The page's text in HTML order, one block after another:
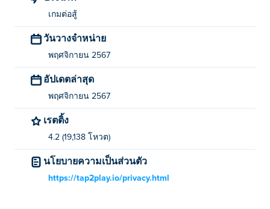
Path to Glory สร้างสรรค์โดย Rémi Vansteelandt เล่นเก
EVILCORPและEarth's Greatest Defender
ฉันสามารถเล่น Path to Glory ได้ฟรีอย่างไร?
คุณสามารถเล่น Path to Glory ได้ฟรีบนเว็บไซต์
ฉันสามารถเล่น Path to Glory บนอุปกรณ์มือถือ
และเดสก์ท็อปได้หรือไม่?
Path to Glory สามารถเล่นได้บนคอมพิวเตอร์และอุปกรณ์
พกพาเช่นโทรศัพท์หรือแท็บเล็ต
เกมต่อสู้
วันวางจำหน่าย
พฤศจิกายน 2567
อัปเดตล่าสุด
พฤศจิกายน 2567
เรตติ้ง
4.2 (19,138 โหวต)
นโยบายความเป็นส่วนตัว
https://tap2play.io/privacy.html